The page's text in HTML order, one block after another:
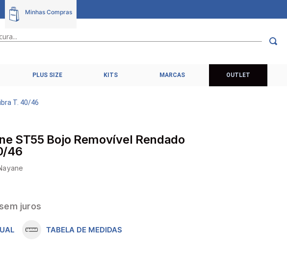
PLUS SIZE KITS MARCAS OUTLET
T. 40/46
ST55 Bojo Removível Rendado
46
sem juros
TABELA DE MEDIDAS